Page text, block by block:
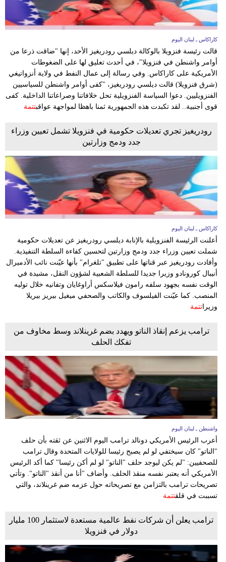
كاراكاس ـ لبنان اليوم
قالت رئيسة فنزويلا بالوكالة ديلسي رودريغيز الأحد، إنها "ضاقت ذرعا من
أوامر واشنطن في فنزويلا"، في أحدث تعليق لها على الضغوطات
الأمريكية على كاراكاس. وفي رسالة إلى عمال النفط في ولاية أنزواتيغي
(شرق فنزويلا) قالت ديلسي رودريغيز، "كفى أوامر واشنطن للسياسيين
الفنزويليين. دعوا السياسة الفنزويلية تحل خلافاتنا وصراعاتنا الداخلية. كفى
قوى أجنبية.. لقد تكبدت هذه الجمهورية ثمنا باهظا لمواجهة عواقبتتمة
رودريغيز تجري تعديلات حكومية في فنزويلا تشمل تعيين وزراء
جدد ودمج وزارتين
كاراكاس ـ لبنان اليوم
أعلنت الرئيسة الفنزويلية بالإنابة ديلسي رودريغيز عن تعديلات حكومية
شملت تعيين وزراء جدد ودمج وزارتين لتحسين كفاءة السلطة التنفيذية.
وأفادت رودريغيز عبر قناتها على تطبيق "تلغرام" بأنها عيّنت نائب الأدميرال
أنيبال كورونادو وزيرا جديدا للسلطة الشعبية لشؤون النقل، مشيدة في
الوقت نفسه بجهود سلفه رامون فيلاسكس أراوغايان وتفانيه خلال توليه
المنصب. كما عيّنت الفيلسوف والكاتب والصحفي ميغيل بيريز بيريلا
وزيرا تتمة
ترامب يزعم إنقاذ الناتو ويهدد بضم غرينلاند وسط مخاوف من
تفكك الحلف
واشنطن ـ لبنان اليوم
أعرب الرئيس الأمريكي دونالد ترامب اليوم الاثنين عن ثقته بأن حلف
"الناتو" كان سيختفي لو لم يصبح رئيسا للولايات المتحدة وقال ترامب
للصحفيين: "لم يكن ليوجد حلف "الناتو" لو لم أكن رئيسا" كما أكد الرئيس
الأمريكي أنه يعتبر نفسه منقذ الحلف. وأضاف "أنا من أنقذ "الناتو". وتأتي
تصريحات ترامب بالتزامن مع تصريحاته حول عزمه ضم غرينلاند، والتي
تسببت في قلقتتمة
ترامب يعلن أن شركات نفط عالمية مستعدة لاستثمار 100 مليار
دولار في فنزويلا